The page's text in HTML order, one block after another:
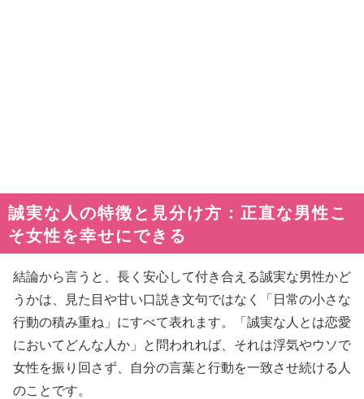
誠実な人の特徴と見分け方：正直な男性こ
そ女性を幸せにできる
結論から言うと、長く安心して付き合える誠実な男性かど
うかは、見た目や甘い口説き文句ではなく「日常の小さな
行動の積み重ね」にすべて表れます。「誠実な人とは恋愛
においてどんな人か」と問われれば、それは浮気やウソで
女性を振り回さず、自分の言葉と行動を一致させ続ける人
のことです。